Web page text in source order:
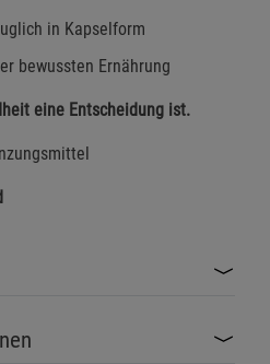
in Kapselform
bewussten Ernährung
eine Entscheidung ist.